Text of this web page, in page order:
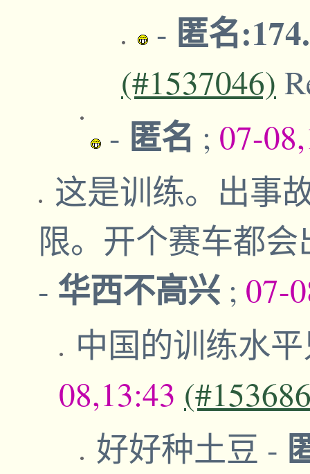
- 匿名
(#1537046)
- 匿名 ; 07-
这是训练。出事
限。开个赛车都
- 华西不高兴 ; 07-
中国的训练水
08,13:43
好好种土豆 -